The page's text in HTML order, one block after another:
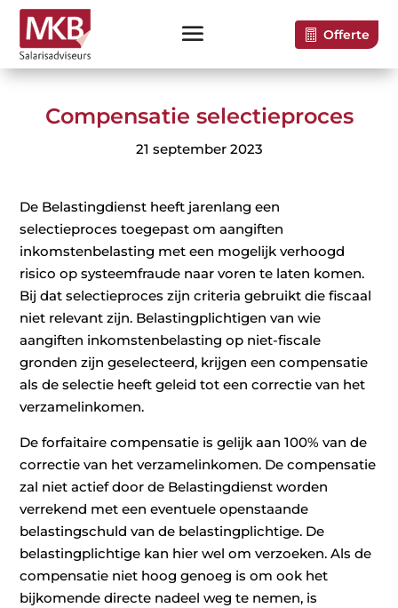
Offerte
Compensatie selectieproces
21 september 2023
De Belastingdienst heeft jarenlang een
selectieproces toegepast om aangiften
inkomstenbelasting met een mogelijk verhoogd
risico op systeemfraude naar voren te laten komen.
Bij dat selectieproces zijn criteria gebruikt die fiscaal
niet relevant zijn. Belastingplichtigen van wie
aangiften inkomstenbelasting op niet-fiscale
gronden zijn geselecteerd, krijgen een compensatie
als de selectie heeft geleid tot een correctie van het
verzamelinkomen.
De forfaitaire compensatie is gelijk aan 100% van de
correctie van het verzamelinkomen. De compensatie
zal niet actief door de Belastingdienst worden
verrekend met een eventuele openstaande
belastingschuld van de belastingplichtige. De
belastingplichtige kan hier wel om verzoeken. Als de
compensatie niet hoog genoeg is om ook het
bijkomende directe nadeel weg te nemen, is